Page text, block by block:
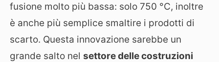
fusione molto più bassa: solo 750 °C, inoltre
è anche più semplice smaltire i prodotti di
scarto. Questa innovazione sarebbe un
grande salto nel settore delle costruzioni